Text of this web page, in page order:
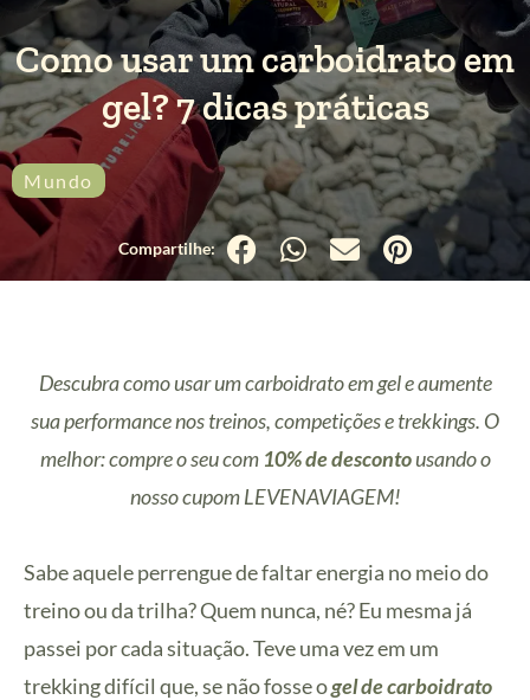
Como usar um carboidrato em
gel? 7 dicas práticas
Mundo
Descubra como usar um carboidrato em gel e aumente
sua performance nos treinos, competições e trekkings. O
melhor: compre o seu com 10% de descontousando o
nosso cupom LEVENAVIAGEM!
Sabe aquele perrengue de faltar energia no meio do
treino ou da trilha? Quem nunca, né? Eu mesma já
passei por cada situação. Teve uma vez em um
trekking difícil que, se não fosse ogel de carboidrato